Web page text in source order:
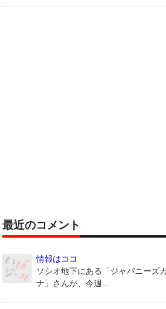
最近のコメント
情報はココ
ソシオ地下にある「ジャパニーズ
ナ」さんが、今週...